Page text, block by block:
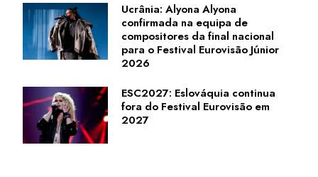
Ucrânia: Alyona Alyona
confirmada na equipa de
compositores da final nacional
para o Festival Eurovisão Júnior
2026
ESC2027: Eslováquia continua
fora do Festival Eurovisão em
2027